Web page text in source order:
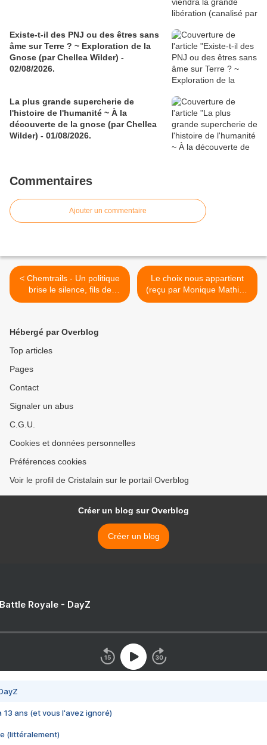
Existe-t-il des PNJ ou des êtres sans
âme sur Terre ? ~ Exploration de la
Gnose (par Chellea Wilder) -
02/08/2026.
La plus grande supercherie de
l'histoire de l'humanité ~ À la
découverte de la gnose (par Chellea
Wilder) - 01/08/2026.
Commentaires
Ajouter un commentaire
< Chemtrails - Un politique
brise le silence, fils de
chemtrails : l'expérience
Le choix nous appartient
(reçu par Monique Mathieu
en Avril 2013) >
Hébergé par Overblog
Top articles
Pages
Contact
Signaler un abus
C.G.U.
Cookies et données personnelles
Préférences cookies
Voir le profil de Cristalain sur le portail Overblog
Créer un blog sur Overblog
Créer un blog
Royale - DayZ
13 ans (et vous l'avez ignoré)
(littéralement)